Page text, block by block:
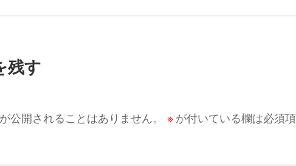
残す
公開されることはありません。 ※ が付いている欄は必須項